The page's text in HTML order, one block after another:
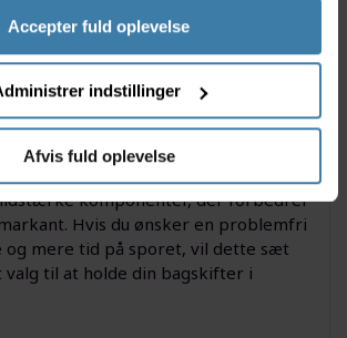
Accepter fuld oplevelse
indstillinger
Afvis fuld oplevelse
efter tur. Pulleyhjulene er udviklet til
slid og udfordringer, uanset om det
eller lange ture på grusstier.
Shimano SLX M7200 Pulleyhjul
komponenter, der forbedrer
Hvis du ønsker en problemfri
og mere tid på sporet, vil dette sæt
til at holde din bagskifter i